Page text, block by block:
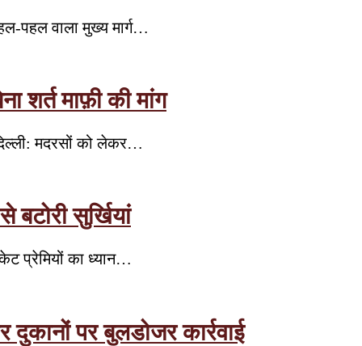
पहल वाला मुख्य मार्ग…
शर्त माफ़ी की मांग
मदरसों को लेकर…
सुर्खियां
प्रेमियों का ध्यान…
पर बुलडोजर कार्रवाई